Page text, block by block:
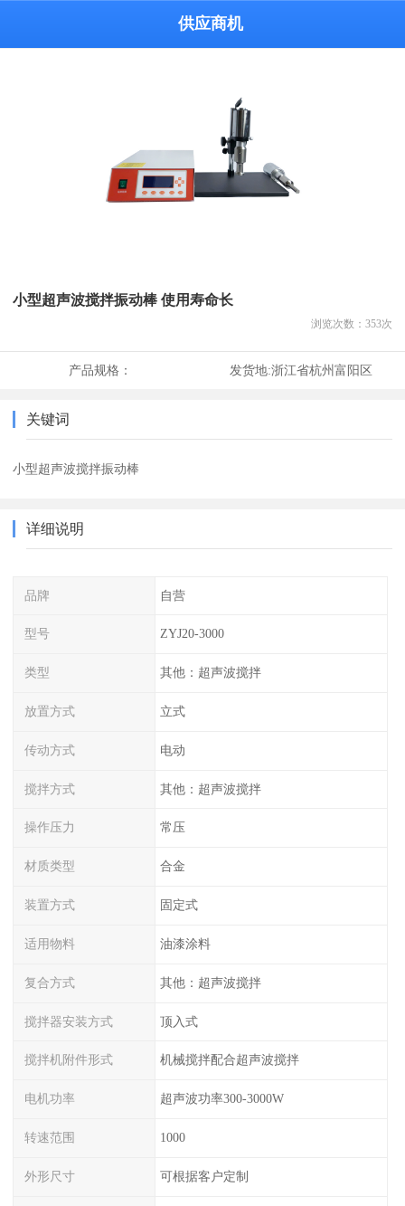
供应商机
小型超声波搅拌振动棒 使用寿命长
浏览次数： 353次
产品规格： 发货地:浙江省杭州富阳区
关键词
小型超声波搅拌振动棒
详细说明
品牌 自营
型号 ZYJ20-3000
类型 其他：超声波搅拌
放置方式 立式
传动方式 电动
搅拌方式 其他：超声波搅拌
操作压力 常压
材质类型 合金
装置方式 固定式
适用物料 油漆涂料
复合方式 其他：超声波搅拌
搅拌器安装方式 顶入式
搅拌机附件形式 机械搅拌配合超声波搅拌
电机功率 超声波功率300-3000W
转速范围 1000
外形尺寸 可根据客户定制